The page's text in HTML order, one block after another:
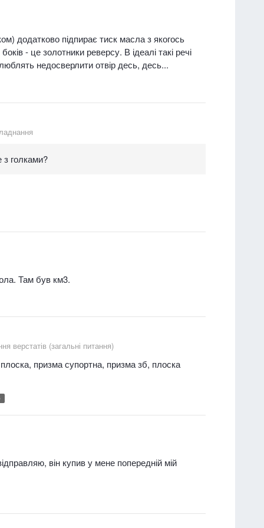
додатково підпирає тиск масла з якогось
- це золотники реверсу. В ідеалі такі речі
недосверлити отвір десь, десь...
з голками?
Там був км3.
верстатів (загальні питання)
призма супортна, призма зб, плоска
він купив у мене попередній мій